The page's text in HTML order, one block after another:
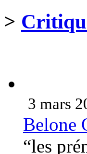
>
3 mars
Belone
“les